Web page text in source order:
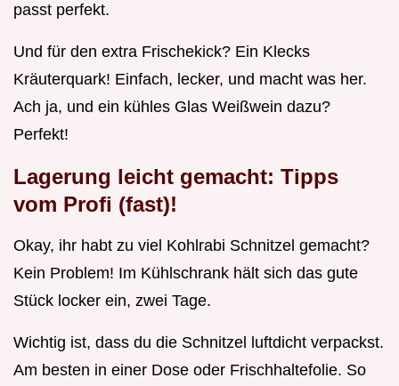
passt perfekt.
Und für den extra Frischekick? Ein Klecks
Kräuterquark! Einfach, lecker, und macht was her.
Ach ja, und ein kühles Glas Weißwein dazu?
Perfekt!
Lagerung leicht gemacht: Tipps
vom Profi (fast)!
Okay, ihr habt zu viel Kohlrabi Schnitzel gemacht?
Kein Problem! Im Kühlschrank hält sich das gute
Stück locker ein, zwei Tage.
Wichtig ist, dass du die Schnitzel luftdicht verpackst.
Am besten in einer Dose oder Frischhaltefolie. So